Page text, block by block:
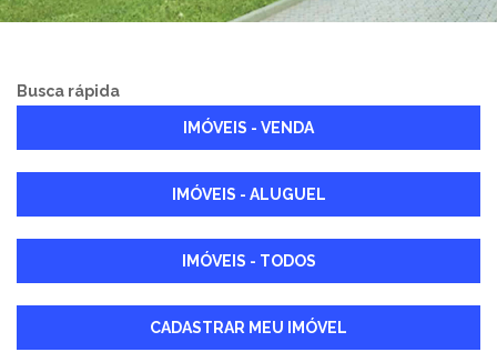
Busca rápida
IMÓVEIS - VENDA
IMÓVEIS - ALUGUEL
IMÓVEIS - TODOS
CADASTRAR MEU IMÓVEL